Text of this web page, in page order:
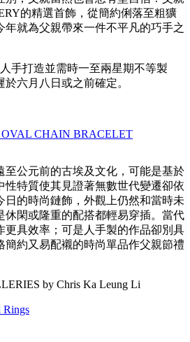
的精選首飾，從簡約俐落至粗獷
年就為父親帶來一件不平凡的巧手之
手打造並需時一至兩星期不等製
六月八日或之前確定。
CHAIN BRACELET
至公元前的古埃及文化，可能是基於
性特質使其見證著無數世代變遷卻依
日的時尚鏈飾，外觀上仍然和當時未
休閑或隆重的配搭都輕易穿插。當代
更具效率；可是人手製的作品卻別具
簡約又易配襯的時尚單品作父親節禮
by Chris Ka Leung Li
Rings